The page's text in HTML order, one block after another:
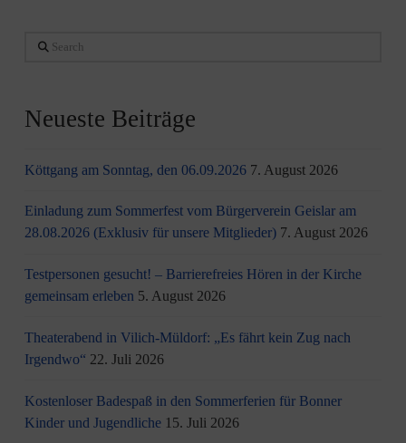
Search
Neueste Beiträge
Köttgang am Sonntag, den 06.09.2026 7. August 2026
Einladung zum Sommerfest vom Bürgerverein Geislar am
28.08.2026 (Exklusiv für unsere Mitglieder) 7. August 2026
Testpersonen gesucht! – Barrierefreies Hören in der Kirche
gemeinsam erleben 5. August 2026
Theaterabend in Vilich-Müldorf: „Es fährt kein Zug nach
Irgendwo“ 22. Juli 2026
Kostenloser Badespaß in den Sommerferien für Bonner
Kinder und Jugendliche 15. Juli 2026